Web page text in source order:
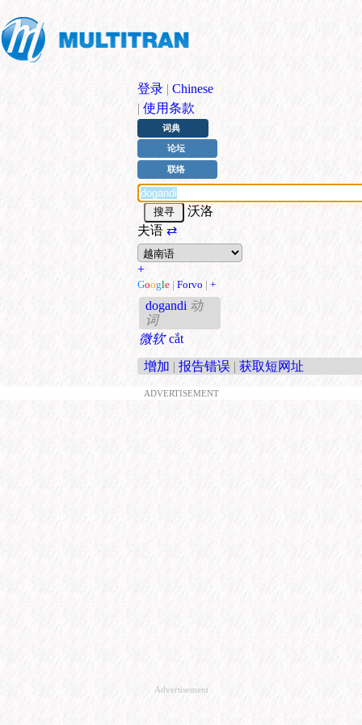
登录 | Chinese
| 使用条款
词典
论坛
联络
沃洛
夫语⇄
+
Google | Forvo | +
dogandi 动
词
微软 cắt
增加 | 报告错误 | 获取短网址
ADVERTISEMENT
Advertisement